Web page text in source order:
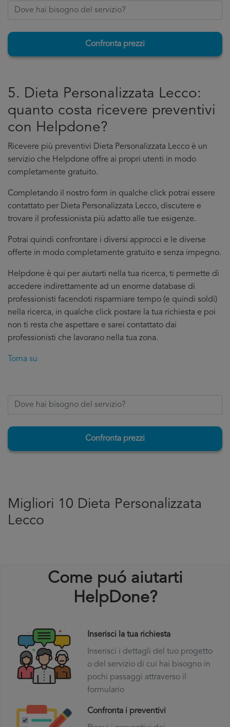
Confronta prezzi
5. Dieta Personalizzata Lecco:
quanto costa ricevere preventivi
con Helpdone?
Ricevere più preventivi Dieta Personalizzata Lecco è un
servizio che Helpdone offre ai propri utenti in modo
completamente gratuito.
Completando il nostro form in qualche click potrai essere
contattato per Dieta Personalizzata Lecco, discutere e
trovare il professionista più adatto alle tue esigenze.
Potrai quindi confrontare i diversi approcci e le diverse
offerte in modo completamente gratuito e senza impegno.
Helpdone è qui per aiutarti nella tua ricerca, ti permette di
accedere indirettamente ad un enorme database di
professionisti facendoti risparmiare tempo (e quindi soldi)
nella ricerca, in qualche click postare la tua richiesta e poi
non ti resta che aspettare e sarei contattato dai
professionisti che lavorano nella tua zona.
Torna su
Confronta prezzi
Migliori 10 Dieta Personalizzata
Lecco
Come puó aiutarti
HelpDone?
Inserisci la tua richiesta
Inserisci i dettagli del tuo progetto
o del servizio di cui hai bisogno in
pochi passaggi attraverso il
formulario
Confronta i preventivi